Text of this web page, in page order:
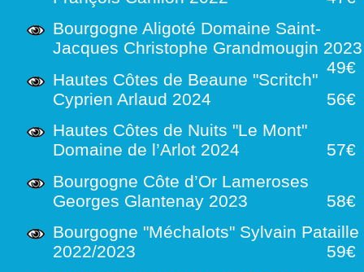
Bourgogne Aligoté Domaine Saint-
Jacques Christophe Grandmougin 2023
49€
Hautes Côtes de Beaune "Scritch"
Cyprien Arlaud 2024
56€
Hautes Côtes de Nuits "Le Mont"
Domaine de l’Arlot 2024
57€
Bourgogne Côte d’Or Lameroses
Georges Glantenay 2023
58€
Bourgogne "Méchalots" Sylvain Pataille
2022/2023
59€